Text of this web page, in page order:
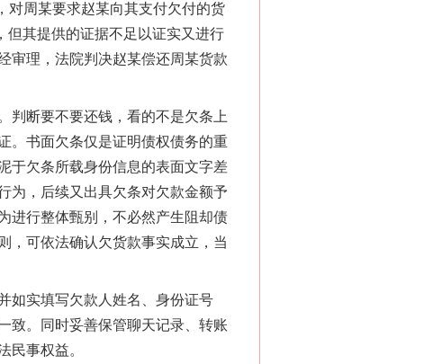
对周某要求赵某向其支付欠付的货
但其提供的证据不足以证实又进行
审理，法院判决赵某偿还周某货款
断要不要还钱，看的不是欠条上
。书面欠条仅是证明债权债务的重
于欠条所载身份信息的表面文字差
为，后续又出具欠条对欠款金额予
进行整体甄别，不必然产生阻却债
，可依法确认欠货款事实成立，当
实填写欠款人姓名、身份证号
致。同时妥善保管聊天记录、转账
民事权益。
法官巧妙执行解纠纷